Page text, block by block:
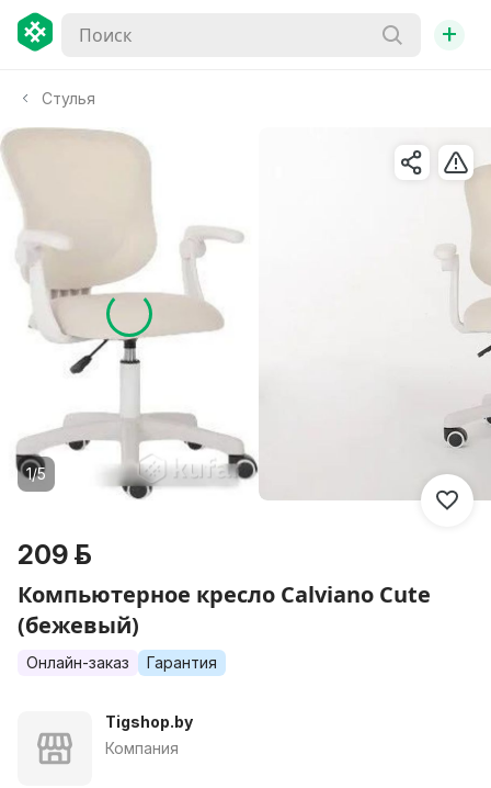
+
Стулья
1/5
209 р.
Компьютерное кресло Calviano Cute
(бежевый)
Онлайн-заказ Гарантия
Tigshop.by
Компания